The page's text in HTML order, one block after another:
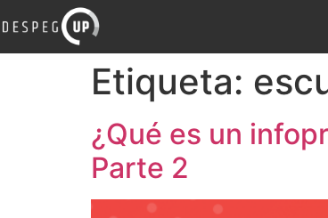
Etiqueta:
¿Qué es un
Parte 2